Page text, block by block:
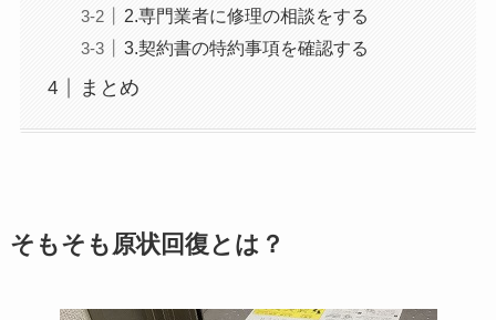
2.専門業者に修理の相談をする
3.契約書の特約事項を確認する
まとめ
そもそも原状回復とは？